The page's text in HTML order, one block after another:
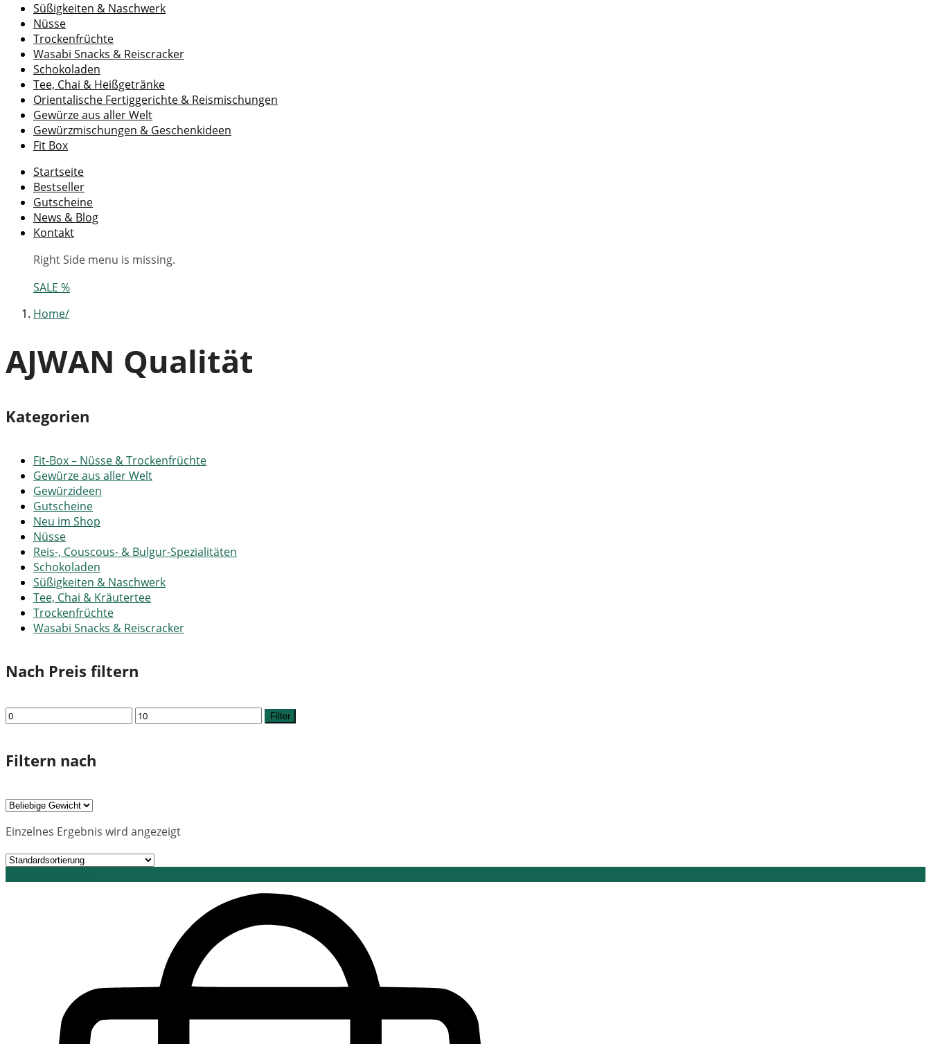
Süßigkeiten & Naschwerk
Nüsse
Trockenfrüchte
Wasabi Snacks & Reiscracker
Schokoladen
Tee, Chai & Heißgetränke
Orientalische Fertiggerichte & Reismischungen
Gewürze aus aller Welt
Gewürzmischungen & Geschenkideen
Fit Box
Startseite
Bestseller
Gutscheine
News & Blog
Kontakt
Right Side menu is missing.
SALE %
Home
AJWAN Qualität
Kategorien
Fit-Box – Nüsse & Trockenfrüchte
Gewürze aus aller Welt
Gewürzideen
Gutscheine
Neu im Shop
Nüsse
Reis-, Couscous- & Bulgur-Spezialitäten
Schokoladen
Süßigkeiten & Naschwerk
Tee, Chai & Kräutertee
Trockenfrüchte
Wasabi Snacks & Reiscracker
Nach Preis filtern
Min.
Max.
Filter
Filtern nach
Einzelnes Ergebnis wird angezeigt